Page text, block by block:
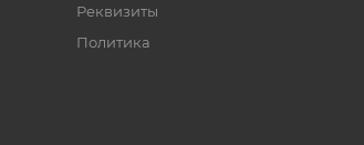
Реквизиты
Политика